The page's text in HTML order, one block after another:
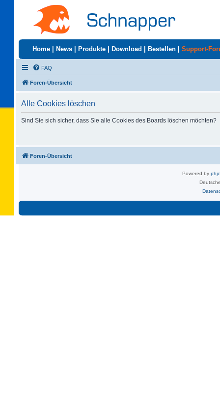
Home News Produkte Download Bestellen Support-
FAQ
Foren-Übersicht
Alle Cookies löschen
Sind Sie sich sicher, dass Sie alle Cookies des Boards löschen möchten?
Foren-Übersicht
Powered by